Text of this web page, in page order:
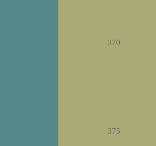
370
375